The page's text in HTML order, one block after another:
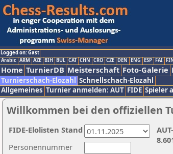
Logged on: Gast
Arabic ARM AZE BIH BUL CAT CHN CRO CZE DEN ENG ESP FAI
Home TurnierDB Meisterschaft Foto-Galerie
Turnierschach-Elozahl Schnellschach-Elozahl
Allgemeines Turnier anmelden: AUT FIDE Spieler
Willkommen bei den offiziellen
Personennummer
FIDE-Elolisten Stand